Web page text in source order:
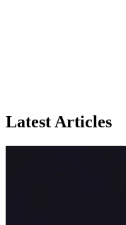
Latest Articles